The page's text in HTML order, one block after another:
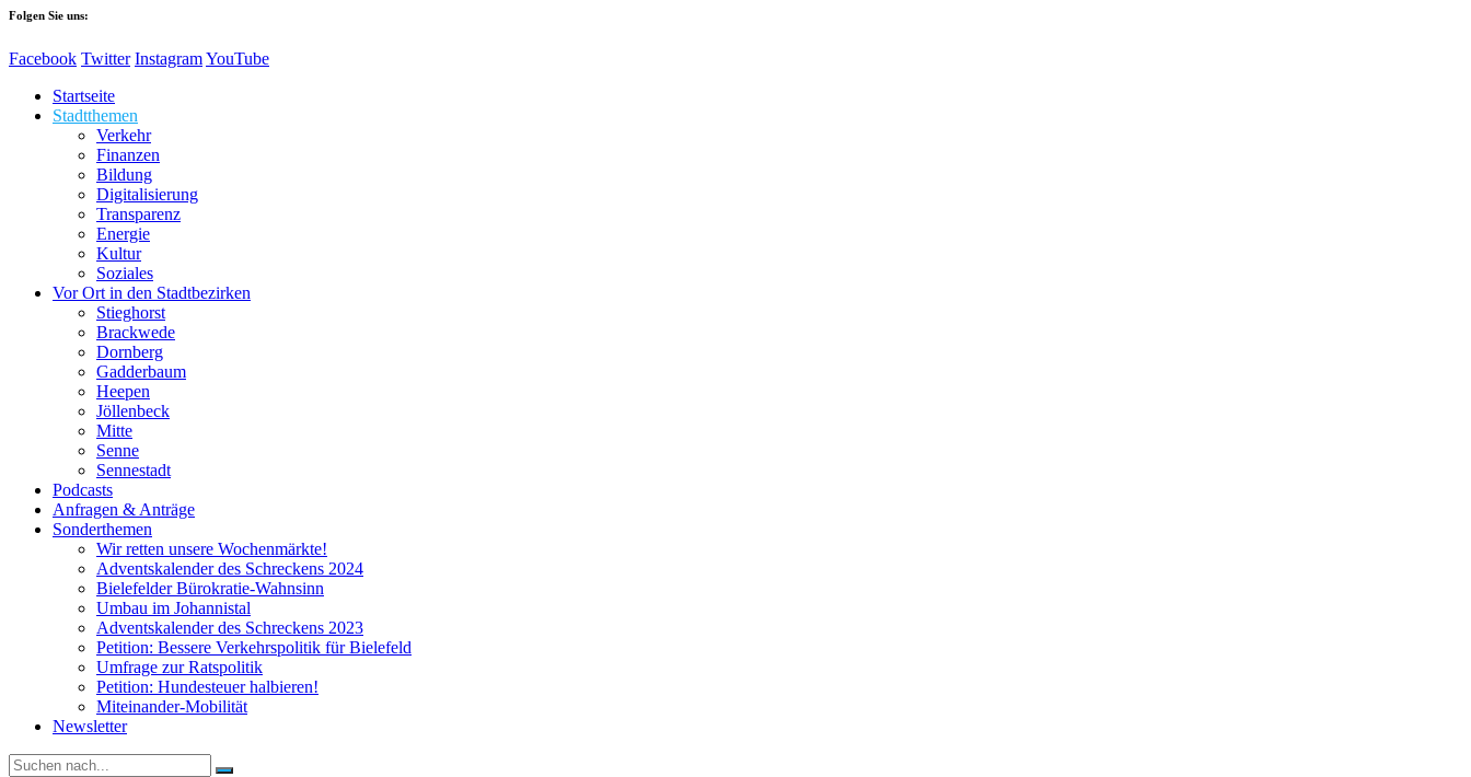
Folgen Sie uns:
Facebook Twitter InstagramYouTube
Startseite
Stadtthemen
Verkehr
Finanzen
Bildung
Digitalisierung
Transparenz
Energie
Kultur
Soziales
Vor Ort in den Stadtbezirken
Stieghorst
Brackwede
Dornberg
Gadderbaum
Heepen
Jöllenbeck
Mitte
Senne
Sennestadt
Podcasts
Anfragen & Anträge
Sonderthemen
Wir retten unsere Wochenmärkte!
Adventskalender des Schreckens 2024
Bielefelder Bürokratie-Wahnsinn
Umbau im Johannistal
Adventskalender des Schreckens 2023
Petition: Bessere Verkehrspolitik für Bielefeld​​
Umfrage zur Ratspolitik
Petition: Hundesteuer halbieren!
Miteinander-Mobilität
Newsletter
Suche